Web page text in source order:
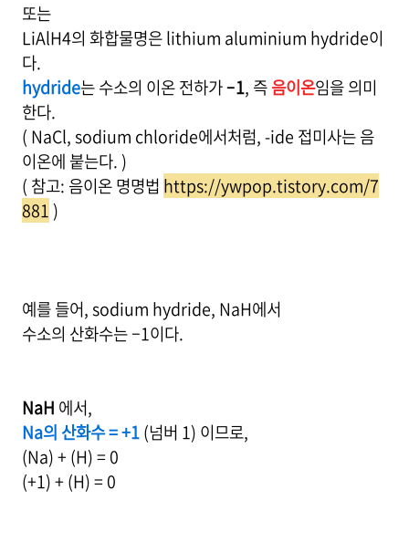
또는
LiAlH4의 화합물명은 lithium aluminium hydride이
다.
hydride는 수소의 이온 전하가–1, 즉음이온임을 의미
한다.
( NaCl, sodium chloride에서처럼, -ide 접미사는 음
이온에 붙는다. )
( 참고: 음이온 명명법 https://ywpop.tistory.com/7
881 )
예를 들어, sodium hydride, NaH에서
수소의 산화수는 –1이다.
NaH 에서,
Na의 산화수 = +1(넘버 1) 이므로,
(Na) + (H) = 0
(+1) + (H) = 0